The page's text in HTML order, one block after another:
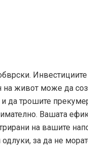
живот може да
и да трошите
Вашата
на вашите
одлуки, за да не